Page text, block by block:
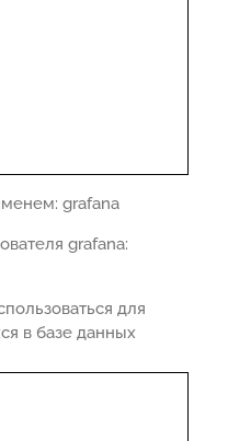
grafana
grafana:
для
в базе данных